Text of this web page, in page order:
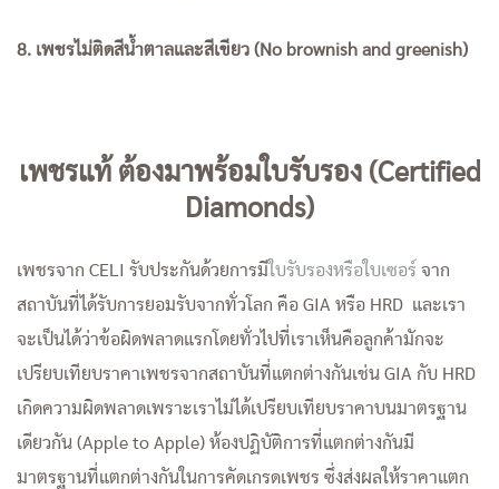
8. เพชรไม่ติดสีน้ำตาลและสีเขียว (No brownish and greenish)
เพชรแท้ ต้องมาพร้อมใบรับรอง (Certified
Diamonds)
เพชรจาก CELI รับประกันด้วยการมี ใบรับรองหรือใบเซอร์ จาก
สถาบันที่ได้รับการยอมรับจากทั่วโลก คือ GIA หรือ HRD และเรา
จะเป็นได้ว่าข้อผิดพลาดแรกโดยทั่วไปที่เราเห็นคือลูกค้ามักจะ
เปรียบเทียบราคาเพชรจากสถาบันที่แตกต่างกันเช่น GIA กับ HRD
เกิดความผิดพลาดเพราะเราไม่ได้เปรียบเทียบราคาบนมาตรฐาน
เดียวกัน (Apple to Apple) ห้องปฏิบัติการที่แตกต่างกันมี
มาตรฐานที่แตกต่างกันในการคัดเกรดเพชร ซึ่งส่งผลให้ราคาแตก